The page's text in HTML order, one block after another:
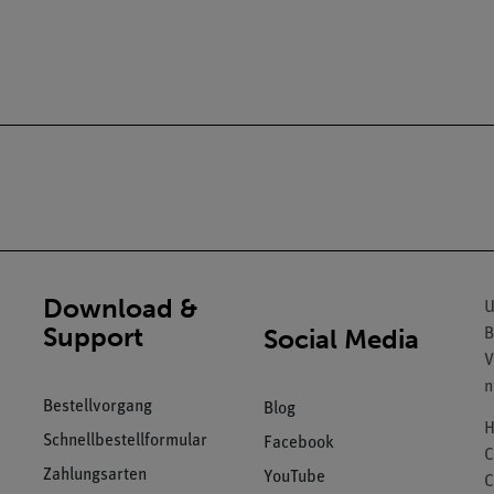
Download &
Support
Bestellvorgang
Schnellbestellformular
Zahlungsarten
Social Media
Blog
Facebook
YouTube